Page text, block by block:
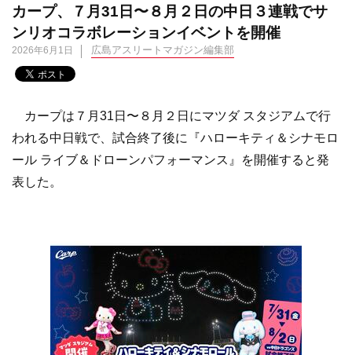
カープ、７月31日〜８月２日の中日３連戦でサ
ンリオコラボレーションイベントを開催
2026年6月1日 広島アスリートマガジン編集部
カープは７月31日〜８月２日にマツダ スタジアムで行
われる中日戦で、試合終了後に『ハローキティ＆シナモロ
ール ライブ＆ドローンパフォーマンス』を開催すると発
表した。